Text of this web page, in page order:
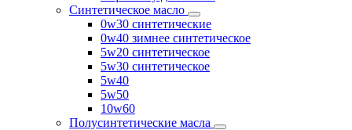
Синтетическое масло
0w30 синтетические
0w40 зимнее синтетическое
5w20 синтетическое
5w30 синтетическое
5w40
5w50
10w60
Полусинтетические масла